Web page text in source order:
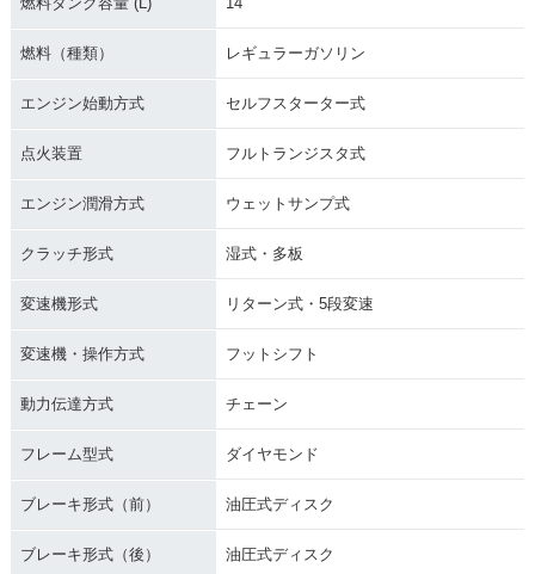
燃料（種類） レギュラーガソリン
エンジン始動方式 セルフスターター式
点火装置 フルトランジスタ式
エンジン潤滑方式 ウェットサンプ式
クラッチ形式 湿式・多板
変速機形式 リターン式・5段変速
変速機・操作方式 フットシフト
動力伝達方式 チェーン
フレーム型式 ダイヤモンド
ブレーキ形式（前） 油圧式ディスク
ブレーキ形式（後） 油圧式ディスク